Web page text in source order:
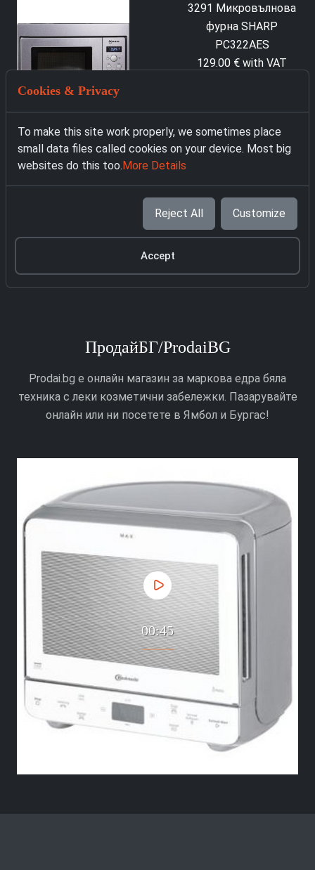
фурна SHARP
PC322AES
129.00 € with VAT
ПродайБГ/ProdaiBG
Prodai.bg е онлайн магазин за маркова едра бяла
техника с леки козметични забележки. Пазарувайте
онлайн или ни посетете в Ямбол и Бургас!
00:45
Cookies & Privacy
To make this site work properly, we sometimes place
small data files called cookies on your device. Most big
websites do this too.More Details
Reject All Customize
Accept